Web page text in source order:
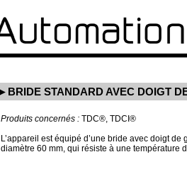
BRIDE STANDARD AVEC DOIGT
Produits concernés : TDC®, TDCI®
L’appareil est équipé d’une bride avec doigt
diamètre 60 mm, qui résiste à une température